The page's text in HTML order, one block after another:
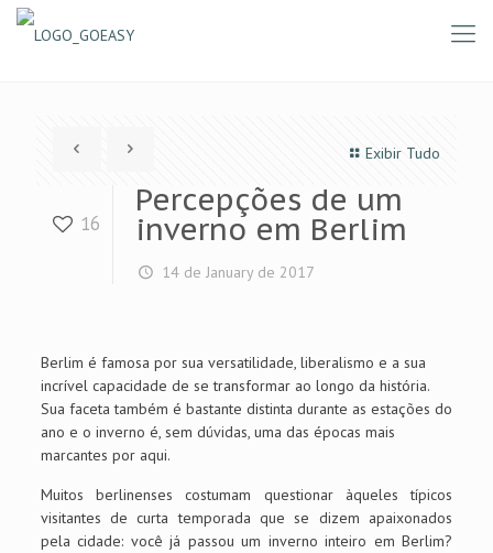
Exibir Tudo
16
Percepções de um
inverno em Berlim
14 de January de 2017
Berlim é famosa por sua versatilidade, liberalismo e a sua
incrível capacidade de se transformar ao longo da história.
Sua faceta também é bastante distinta durante as estações do
ano e o inverno é, sem dúvidas, uma das épocas mais
marcantes por aqui.
Muitos berlinenses costumam questionar àqueles típicos
visitantes de curta temporada que se dizem apaixonados
pela cidade: você já passou um inverno inteiro em Berlim?